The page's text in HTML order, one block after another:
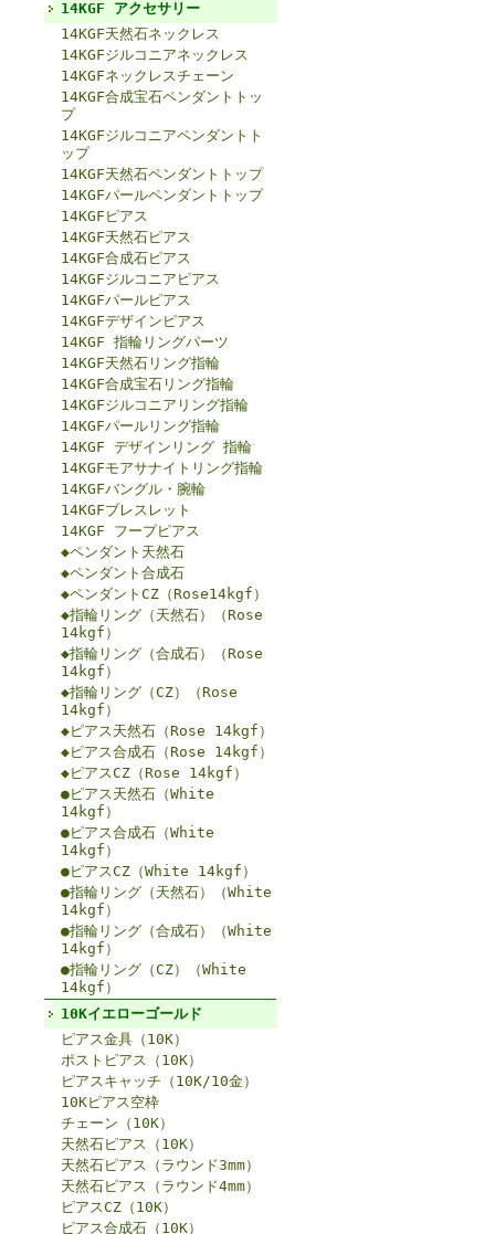
14KGF アクセサリー
14KGF天然石ネックレス
14KGFジルコニアネックレス
14KGFネックレスチェーン
14KGF合成宝石ペンダントトッ
プ
14KGFジルコニアペンダントト
ップ
14KGF天然石ペンダントトップ
14KGFパールペンダントトップ
14KGFピアス
14KGF天然石ピアス
14KGF合成石ピアス
14KGFジルコニアピアス
14KGFパールピアス
14KGFデザインピアス
14KGF 指輪リングパーツ
14KGF天然石リング指輪
14KGF合成宝石リング指輪
14KGFジルコニアリング指輪
14KGFパールリング指輪
14KGF デザインリング 指輪
14KGFモアサナイトリング指輪
14KGFバングル・腕輪
14KGFブレスレット
14KGF フープピアス
◆ペンダント天然石
◆ペンダント合成石
◆ペンダントCZ（Rose14kgf）
◆指輪リング（天然石）（Rose
14kgf）
◆指輪リング（合成石）（Rose
14kgf）
◆指輪リング（CZ）（Rose
14kgf）
◆ピアス天然石（Rose 14kgf）
◆ピアス合成石（Rose 14kgf）
◆ピアスCZ（Rose 14kgf）
●ピアス天然石（White
14kgf）
●ピアス合成石（White
14kgf）
●ピアスCZ（White 14kgf）
●指輪リング（天然石）（White
14kgf）
●指輪リング（合成石）（White
14kgf）
●指輪リング（CZ）（White
14kgf）
10Kイエローゴールド
ピアス金具（10K）
ポストピアス（10K）
ピアスキャッチ（10K/10金）
10Kピアス空枠
チェーン（10K）
天然石ピアス（10K）
天然石ピアス（ラウンド3mm）
天然石ピアス（ラウンド4mm）
ピアスCZ（10K）
ピアス合成石（10K）